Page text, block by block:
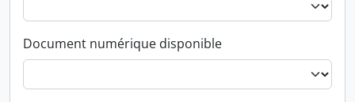
Document numérique disponible